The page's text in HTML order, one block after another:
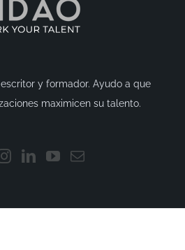
y formador. Ayudo a que
maximicen su talento.